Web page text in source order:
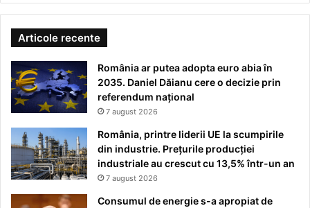
Articole recente
România ar putea adopta euro abia în
2035. Daniel Dăianu cere o decizie prin
referendum național
7 august 2026
România, printre liderii UE la scumpirile
din industrie. Prețurile producției
industriale au crescut cu 13,5% într-un an
7 august 2026
Consumul de energie s-a apropiat de